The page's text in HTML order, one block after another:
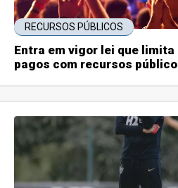
RECURSOS PÚBLICOS
Entra em vigor lei que
pagos com recursos